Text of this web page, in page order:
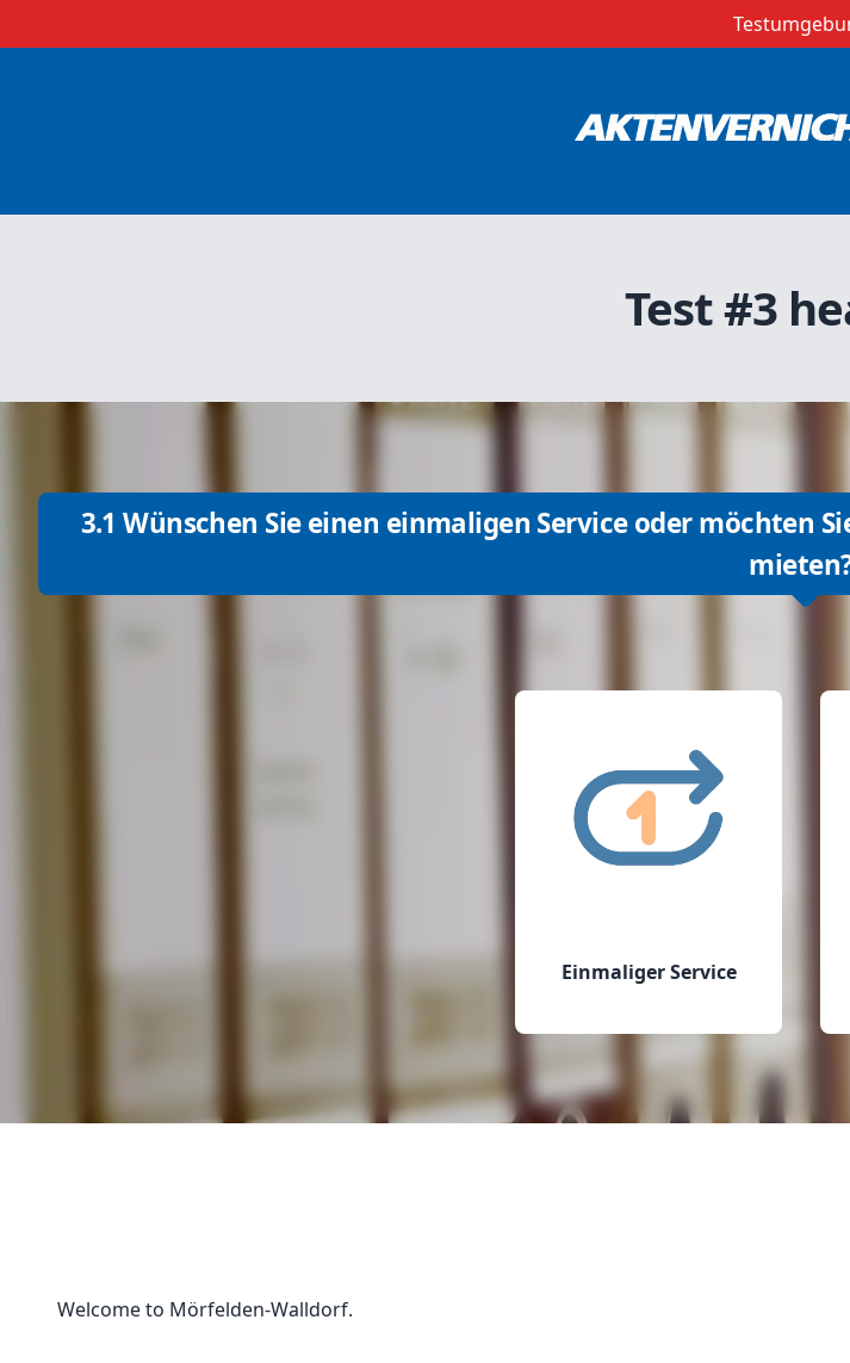
Test #3
3.1 Wünschen Sie einen einmaligen Service oder möchten
Einmaliger Service
Welcome to Mörfelden-Walldorf.